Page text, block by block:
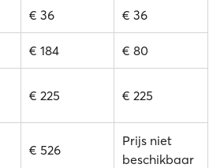
€ 36 € 36
€ 184 € 80
€ 225 € 225
€ 526
Prijs niet
beschikbaar